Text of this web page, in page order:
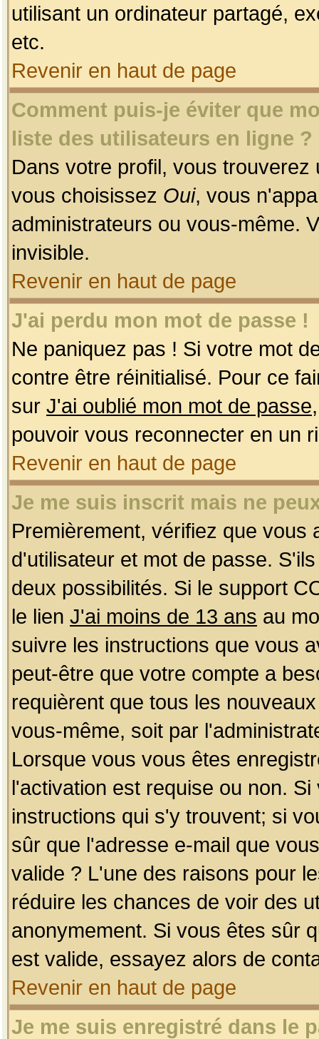
utilisant un ordinateur partagé,
etc.
Revenir en haut de page
Comment puis-je éviter que
liste des utilisateurs en ligne ?
Dans votre profil, vous
vous choisissez Oui, vous
administrateurs ou vous-même.
invisible.
Revenir en haut de page
J'ai perdu mon mot de passe !
Ne paniquez pas ! Si votre mot
contre être réinitialisé. Pour ce
sur J'ai oublié mon mot de passe
pouvoir vous reconnecter en un
Revenir en haut de page
Je me suis inscrit mais ne
Premièrement, vérifiez que
d'utilisateur et mot de passe.
deux possibilités. Si le support
le lien J'ai moins de 13 ans au
suivre les instructions que vous
peut-être que votre compte a
requièrent que tous les
vous-même, soit par
Lorsque vous vous êtes
l'activation est requise ou non.
instructions qui s'y trouvent; si
sûr que l'adresse e-mail que
valide ? L'une des raisons pour
réduire les chances de voir des
anonymement. Si vous êtes sûr
est valide, essayez alors de
Revenir en haut de page
Je me suis enregistré dans le